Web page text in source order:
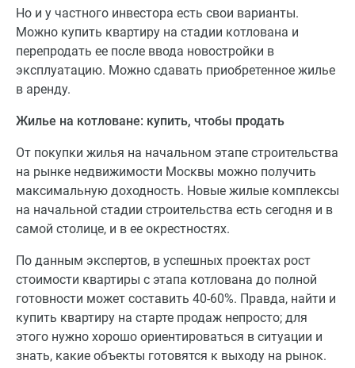
Но и у частного инвестора есть свои варианты.
Можно купить квартиру на стадии котлована и
перепродать ее после ввода новостройки в
эксплуатацию. Можно сдавать приобретенное жилье
в аренду.
Жилье на котловане: купить, чтобы продать
От покупки жилья на начальном этапе строительства
на рынке недвижимости Москвы можно получить
максимальную доходность. Новые жилые комплексы
на начальной стадии строительства есть сегодня и в
самой столице, и в ее окрестностях.
По данным экспертов, в успешных проектах рост
стоимости квартиры с этапа котлована до полной
готовности может составить 40-60%. Правда, найти и
купить квартиру на старте продаж непросто; для
этого нужно хорошо ориентироваться в ситуации и
знать, какие объекты готовятся к выходу на рынок.